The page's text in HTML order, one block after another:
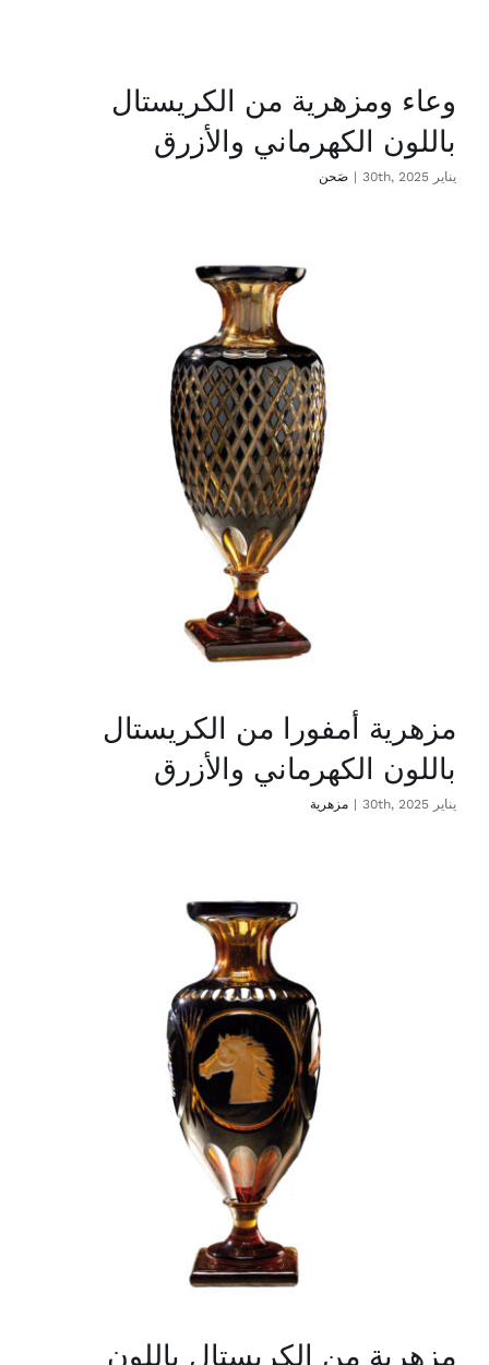
وعاء ومزهرية من الكريستال
باللون الكهرماني والأزرق
يناير 30th, 2025 | صَحن
مزهرية أمفورا من الكريستال
باللون الكهرماني والأزرق
يناير 30th, 2025 | مزهرية
مزهرية من الكريستال باللون